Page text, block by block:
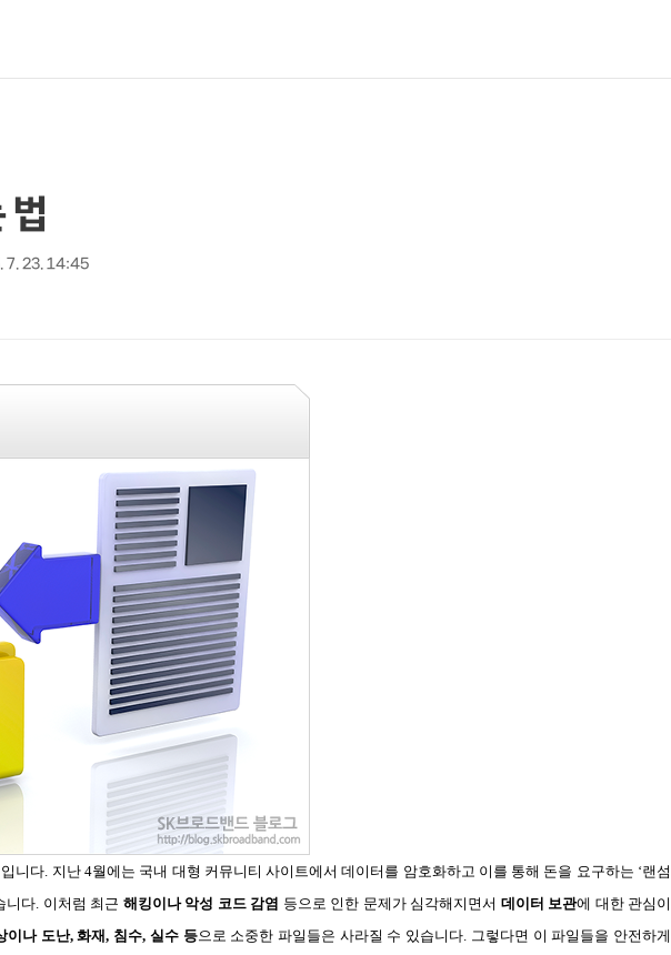
법
7. 23. 14:45
니다. 지난 4월에는 국내 대형 커뮤니티 사이트에서 데이터를 암호화하고 이를 통해 돈을 요구하는 ‘랜섬
니다. 이처럼 최근 해킹이나 악성 코드 감염 등으로 인한 문제가 심각해지면서 데이터 보관에 대한 관심이
이나 도난, 화재, 침수, 실수 등으로 소중한 파일들은 사라질 수 있습니다. 그렇다면 이 파일들을 안전하게